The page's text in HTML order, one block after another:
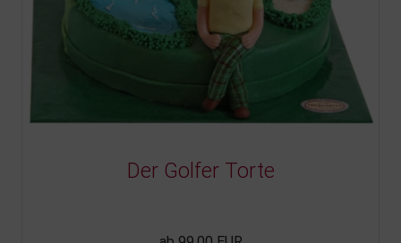
Der Golfer Torte